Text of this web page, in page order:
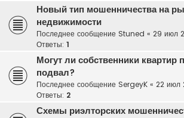
Новый тип мошенничества на
недвижимости
Последнее сообщение Stuned « 29 июл
Ответы: 1
Могут ли собственники квартир
подвал?
Последнее сообщение SergeyK « 22 июл
Ответы: 2
Схемы риэлторских